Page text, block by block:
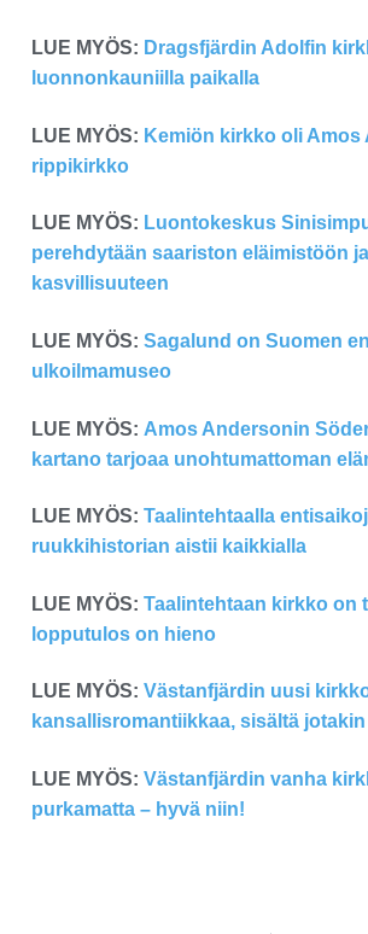
LUE MYÖS: Dragsfjärdin Adolfin
luonnonkauniilla paikalla
LUE MYÖS: Kemiön kirkko oli Amos
rippikirkko
LUE MYÖS: Luontokeskus
perehdytään saariston eläimistöön ja
kasvillisuuteen
LUE MYÖS: Sagalund on Suomen
ulkoilmamuseo
LUE MYÖS: Amos Andersonin
kartano tarjoaa unohtumattoman
LUE MYÖS: Taalintehtaalla
ruukkihistorian aistii kaikkialla
LUE MYÖS: Taalintehtaan kirkko on
lopputulos on hieno
LUE MYÖS: Västanfjärdin uusi
kansallisromantiikkaa, sisältä
LUE MYÖS: Västanfjärdin vanha
purkamatta – hyvä niin!